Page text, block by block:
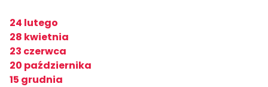
24 lutego
28 kwietnia
23 czerwca
20 października
15 grudnia